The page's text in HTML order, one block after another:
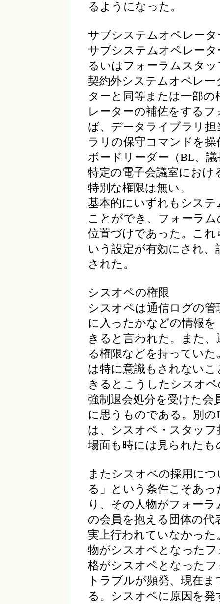
るようになった。
サブシステムオペレー
サブシステムオペレータ
るいはフォーラムスタッ
契約外システムオペレ
ターと同等または一部
レーターの補佐をする
ば、データライブラリ
ラリの保守コマンドを
ボードリーダー（BL、議
特定の電子会議室におけ
特別な権限は無い。
基本的にいずれもシス
ことができ、フォーラ
位置づけであった。こ
いう設定が有効にされ
された。
シスオペの権限
シスオペは通信ログの
に入ったかなどの情報
きると言われた。また
る権限などを持ってい
は特に意識もされない
きるとこうしたシスオ
強制退会処分を受けた会
に思うものである。別
は、シスオペ・スタッ
場面も時には見られたも
またシスオペの採用に
る」という条件こそあ
り、その人物がフォー
の会員を抱える団体の
実上行われていなかっ
物がシスオペとなった
格がシスオペとなった
トラブルが頻発、現在
る。シスオペに原因を